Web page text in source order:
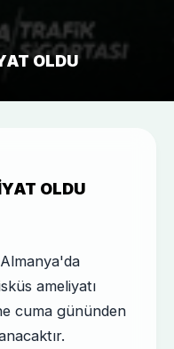
OLDU
OLDU
ameliyatı
cuma gününden